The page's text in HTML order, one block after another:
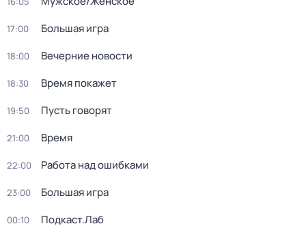
17:00 Большая игра
18:00 Вечерние новости
18:30 Время покажет
19:50 Пусть говорят
21:00 Время
22:00 Работа над ошибками
23:00 Большая игра
00:10 Подкаст.Лаб